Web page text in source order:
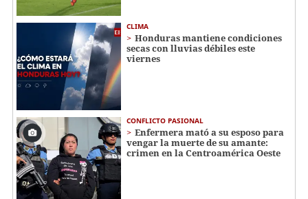
CLIMA
Honduras mantiene condiciones
secas con lluvias débiles este
viernes
CONFLICTO PASIONAL
Enfermera mató a su esposo para
vengar la muerte de su amante:
crimen en la Centroamérica Oeste